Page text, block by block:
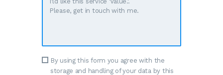
By using this form you agree with the
storage and handling of your data by this